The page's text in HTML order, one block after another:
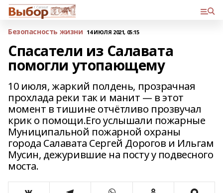
Безопасность жизни 14 ИЮЛЯ 2021, 05:15
Спасатели из Салавата
помогли утопающему
10 июля, жаркий полдень, прозрачная
прохлада реки так и манит — в этот
момент в тишине отчётливо прозвучал
крик о помощи.Его услышали пожарные
Муниципальной пожарной охраны
города Салавата Сергей Дорогов и Ильгам
Мусин, дежурившие на посту у подвесного
моста.